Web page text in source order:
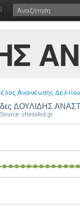
Ανανέωσης Δελτίου
ΔΟΥΛΙΔΗΣ
Source: chessfed.gr